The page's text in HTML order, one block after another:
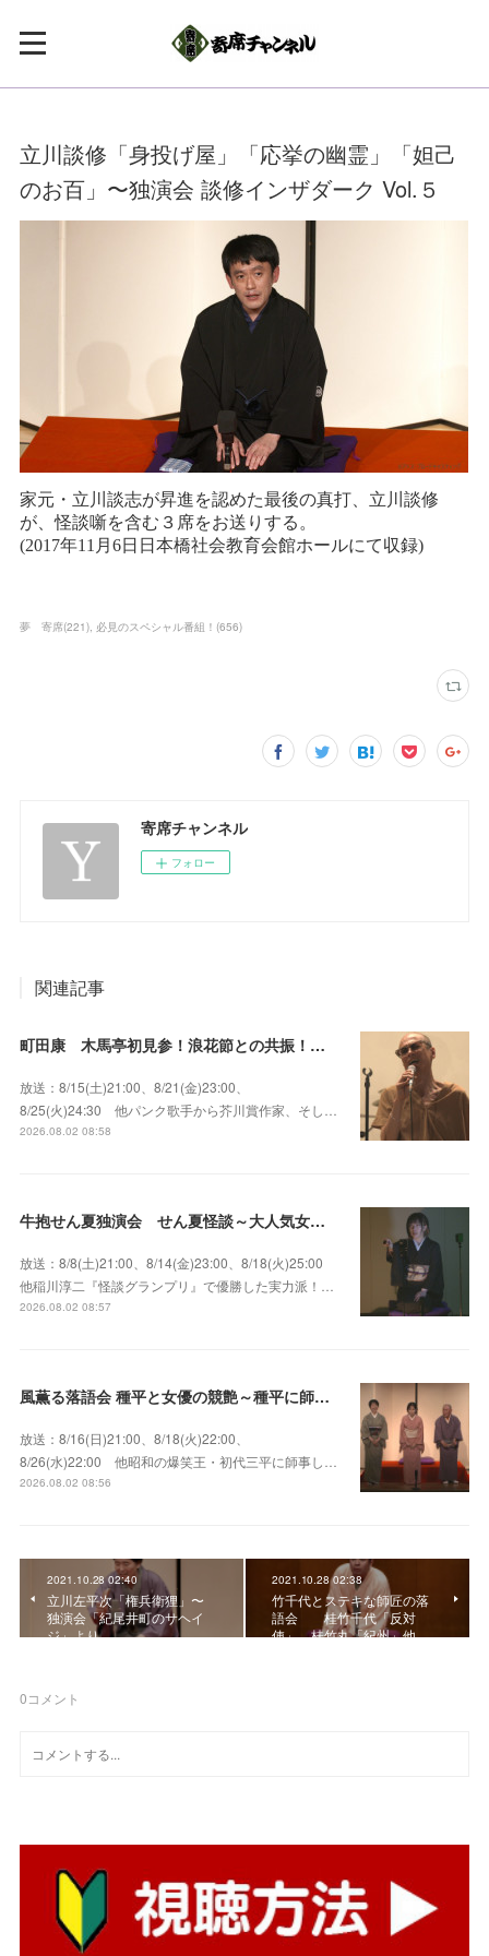
立川談修「身投げ屋」「応挙の幽霊」「妲己
のお百」〜独演会 談修インザダーク Vol.５
夢 寄席(221) 必見のスペシャル番組！ (656)
寄席チャンネル
フォロー
関連記事
町田康 木馬亭初見参！浪花節との共振！～マチダ地蔵尊 他
放送：8/15(土)21:00、8/21(金)23:00、
8/25(火)24:30 他パンク歌手から芥川賞作家、そし…
2026.08.02 08:58
牛抱せん夏独演会 せん夏怪談～大人気女性怪談師とっておきの背筋も凍る…
放送：8/8(土)21:00、8/14(金)23:00、8/18(火)25:00
他稲川淳二『怪談グランプリ』で優勝した実力派！…
2026.08.02 08:57
風薫る落語会 種平と女優の競艶～種平に師事した女優たちが百花繚乱に咲き誇る大人気落語会
放送：8/16(日)21:00、8/18(火)22:00、
8/26(水)22:00 他昭和の爆笑王・初代三平に師事し…
2026.08.02 08:56
2021.10.28 02:40
立川左平次「権兵衛狸」〜
独演会「紀尾井町のサヘイ
ジ」より
2021.10.28 02:38
竹千代とステキな師匠の落
語会 桂竹千代「反対
俥」、桂竹丸「紀州」他
0コメント